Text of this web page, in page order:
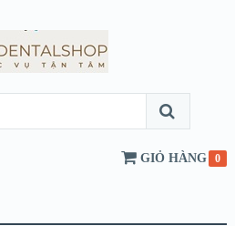
GIỎ HÀNG 0